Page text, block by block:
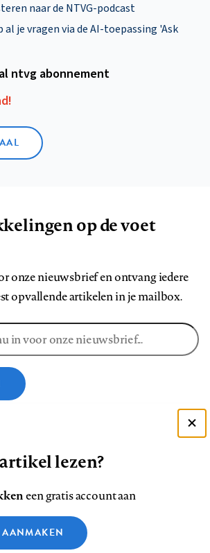
naar de NTVG-podcast
je vragen via de AI-toepassing 'Ask
ntvg abonnement
op de voet
onze nieuwsbrief en ontvang iedere
opvallende artikelen in je mailbox.
ons
op
Instagram
ons
op
YouTube
ons
Disclaimer Privacy
Medische vragen verdienen
lezen?
een gratis account aan